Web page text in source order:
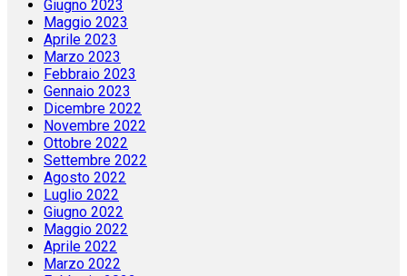
Luglio 2023
Giugno 2023
Maggio 2023
Aprile 2023
Marzo 2023
Febbraio 2023
Gennaio 2023
Dicembre 2022
Novembre 2022
Ottobre 2022
Settembre 2022
Agosto 2022
Luglio 2022
Giugno 2022
Maggio 2022